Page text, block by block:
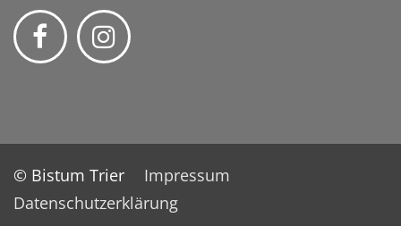
© Bistum Trier
Impressum
Datenschutzerklärung